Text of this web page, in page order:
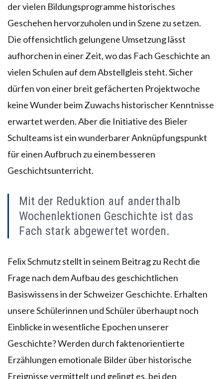
der vielen Bildungsprogramme historisches
Geschehen hervorzuholen und in Szene zu setzen.
Die offensichtlich gelungene Umsetzung lässt
aufhorchen in einer Zeit, wo das Fach Geschichte an
vielen Schulen auf dem Abstellgleis steht. Sicher
dürfen von einer breit gefächerten Projektwoche
keine Wunder beim Zuwachs historischer Kenntnisse
erwartet werden. Aber die Initiative des Bieler
Schulteams ist ein wunderbarer Anknüpfungspunkt
für einen Aufbruch zu einem besseren
Geschichtsunterricht.
Mit der Reduktion auf anderthalb
Wochenlektionen Geschichte ist das
Fach stark abgewertet worden.
Felix Schmutz stellt in seinem Beitrag zu Recht die
Frage nach dem Aufbau des geschichtlichen
Basiswissens in der Schweizer Geschichte. Erhalten
unsere Schülerinnen und Schüler überhaupt noch
Einblicke in wesentliche Epochen unserer
Geschichte? Werden durch faktenorientierte
Erzählungen emotionale Bilder über historische
Ereignisse vermittelt und gelingt es, bei den